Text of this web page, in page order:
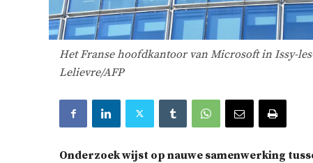
Het Franse hoofdkantoor van Microsoft in Issy-
Lelievre/AFP
Onderzoek wijst op nauwe samenwerking